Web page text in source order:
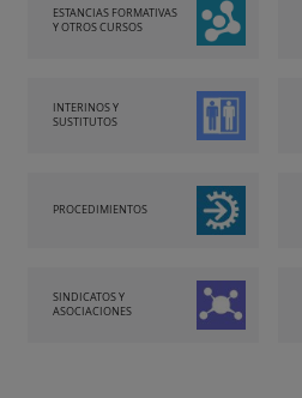
ESTANCIAS FORMATIVAS
Y OTROS CURSOS
INTERINOS Y
SUSTITUTOS
PROCEDIMIENTOS
SINDICATOS Y
ASOCIACIONES